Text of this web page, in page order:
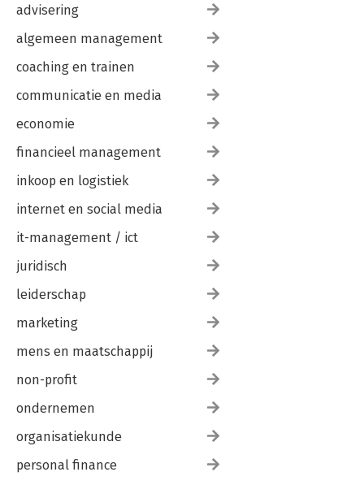
advisering
algemeen management
coaching en trainen
communicatie en media
economie
financieel management
inkoop en logistiek
internet en social media
it-management / ict
juridisch
leiderschap
marketing
mens en maatschappij
non-profit
ondernemen
organisatiekunde
personal finance